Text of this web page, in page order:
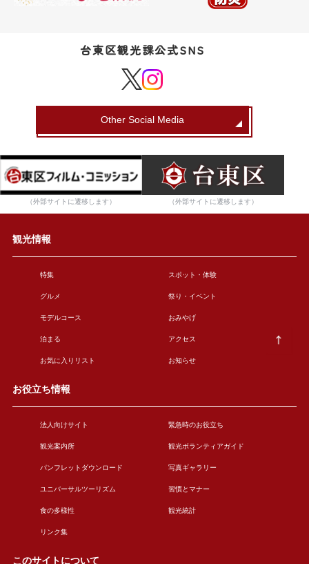
台東区観光課公式SNS
Other Social Media
（外部サイトに遷移します） （外部サイトに遷移します）
観光情報
特集 スポット・体験
グルメ 祭り・イベント
モデルコース おみやげ
泊まる アクセス
お気に入りリスト お知らせ
お役立ち情報
法人向けサイト 緊急時のお役立ち
観光案内所 観光ボランティアガイド
パンフレットダウンロード 写真ギャラリー
ユニバーサルツーリズム 習慣とマナー
食の多様性 観光統計
リンク集
このサイトについて